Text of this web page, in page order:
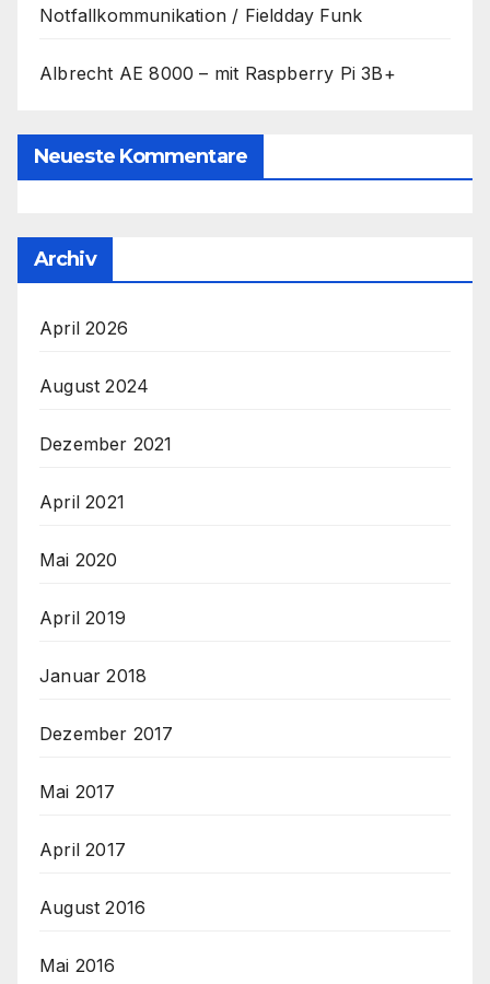
Notfallkommunikation / Fieldday Funk
Albrecht AE 8000 – mit Raspberry Pi 3B+
Neueste Kommentare
Archiv
April 2026
August 2024
Dezember 2021
April 2021
Mai 2020
April 2019
Januar 2018
Dezember 2017
Mai 2017
April 2017
August 2016
Mai 2016